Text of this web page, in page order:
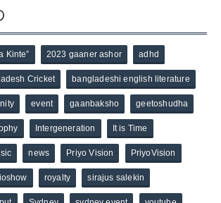
Kinte” 2023 gaaner ashor adhd
Cricket bangladeshi english literature
event gaanbaksho geetoshudha
Intergeneration It is Time
news Priyo Vision PriyoVision
royalty sirajus salekin